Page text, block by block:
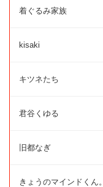
着ぐるみ家族
kisaki
キツネたち
君谷くゆる
旧都なぎ
きょうのマインドくん。